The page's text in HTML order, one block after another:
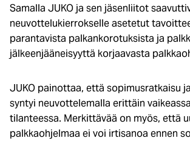
Samalla JUKO ja sen jäsenliitot
neuvottelukierrokselle asetetut
parantavista palkankorotuksista ja
jälkeenjääneisyyttä korjaavasta
JUKO painottaa, että sopimusratkaisu
syntyi neuvottelemalla erittäin
tilanteessa. Merkittävää on myös, että
palkkaohjelmaa ei voi irtisanoa ennen